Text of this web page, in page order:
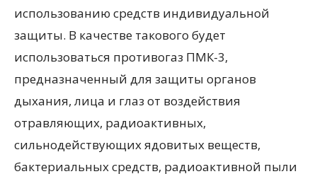
использованию средств индивидуальной
защиты. В качестве такового будет
использоваться противогаз ПМК-3,
предназначенный для защиты органов
дыхания, лица и глаз от воздействия
отравляющих, радиоактивных,
сильнодействующих ядовитых веществ,
бактериальных средств, радиоактивной пыли